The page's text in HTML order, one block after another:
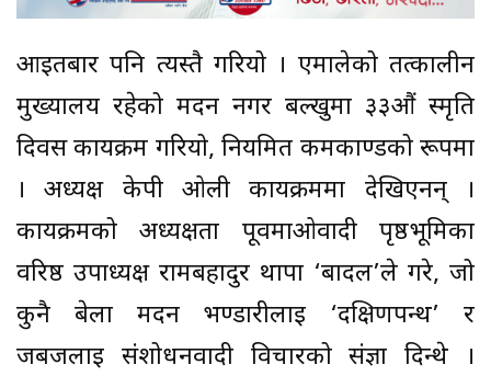
आइतबार पनि त्यस्तै गरियो । एमालेको तत्कालीन
मुख्यालय रहेको मदन नगर बल्खुमा ३३औं स्मृति
दिवस कार्यक्रम गरियो, नियमित कर्मकाण्डको रूपमा
। अध्यक्ष केपी ओली कार्यक्रममा देखिएनन् ।
कार्यक्रमको अध्यक्षता पूर्वमाओवादी पृष्ठभूमिका
वरिष्ठ उपाध्यक्ष रामबहादुर थापा ‘बादल’ले गरे, जो
कुनै बेला मदन भण्डारीलाई ‘दक्षिणपन्थ’ र
जबजलाई संशोधनवादी विचारको संज्ञा दिन्थे ।